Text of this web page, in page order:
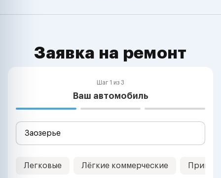
Заявка на ремонт
Шаг 1 из 3
Ваш автомобиль
Легковые Лёгкие коммерческие